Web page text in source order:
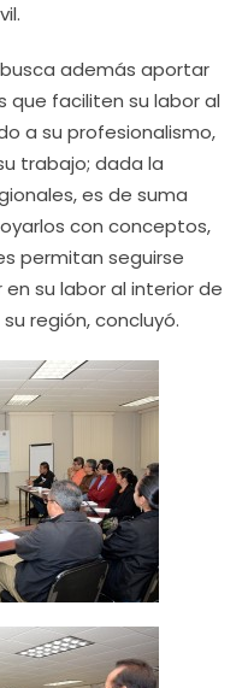
además aportar
que faciliten su labor al
a su profesionalismo,
trabajo; dada la
es de suma
con conceptos,
permitan seguirse
su labor al interior de
región, concluyó.